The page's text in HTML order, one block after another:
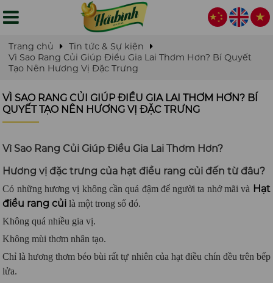
Trang chủ
Tin tức & Sự kiện
Vì Sao Rang Củi Giúp Điều Gia Lai Thơm Hơn? Bí Quyết
Tạo Nên Hương Vị Đặc Trưng
VÌ SAO RANG CỦI GIÚP ĐIỀU GIA LAI THƠM HƠN? BÍ
QUYẾT TẠO NÊN HƯƠNG VỊ ĐẶC TRƯNG
Vì Sao Rang Củi Giúp Điều Gia Lai Thơm Hơn?
Hương vị đặc trưng của hạt điều rang củi đến từ đâu?
Có những hương vị không cần quá đậm để người ta nhớ mãi và Hạt
điều rang củi là một trong số đó.
Không quá nhiều gia vị.
Không mùi thơm nhân tạo.
Chỉ là hương thơm béo bùi rất tự nhiên của hạt điều chín đều trên bếp
lửa.